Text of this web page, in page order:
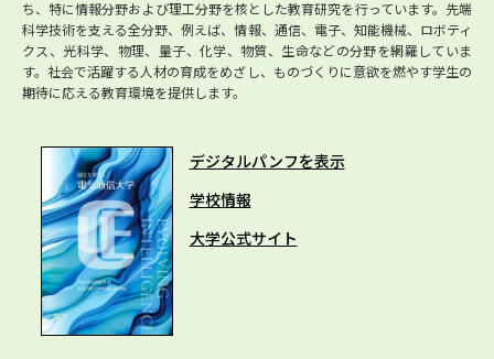
ち、特に情報分野および理工分野を核とした教育研究を行っています。先端
科学技術を支える全分野、例えば、情報、通信、電子、知能機械、ロボティ
クス、光科学、物理、量子、化学、物質、生命などの分野を網羅していま
す。社会で活躍する人材の育成をめざし、ものづくりに意欲を燃やす学生の
期待に応える教育環境を提供します。
デジタルパンフを表示
学校情報
大学公式サイト